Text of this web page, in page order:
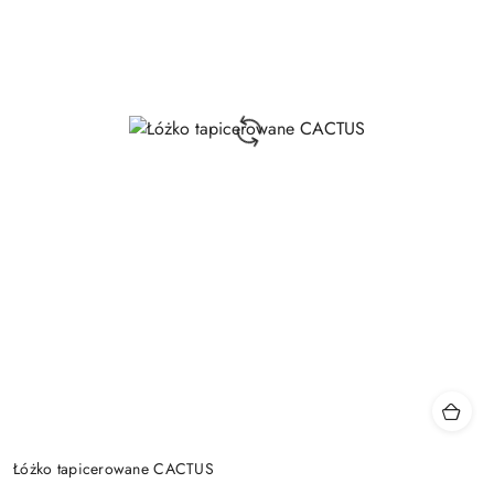
Łóżko tapicerowane CACTUS